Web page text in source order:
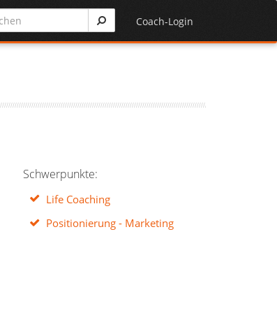
Coach-Login
Schwerpunkte:
Life Coaching
Positionierung - Marketing